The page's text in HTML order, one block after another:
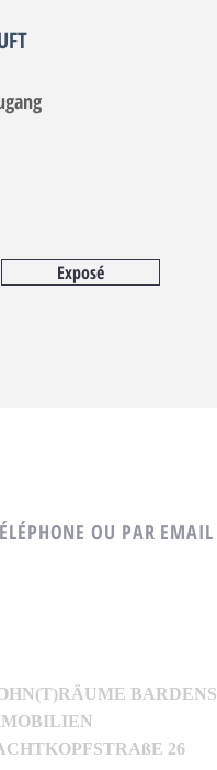
Exposé
OU PAR EMAIL
BARDENS
26